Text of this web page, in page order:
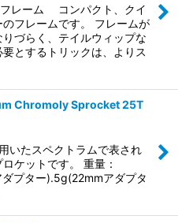
フレーム コンパクト、クイ
フレームです。 フレームが
りづらく、テイルウィップな
とするトリックは、よりス
Chromoly Sprocket 25T
いたスペクトラムで表され
ケットです。 重量：
プター).5g(22mmアダプタ